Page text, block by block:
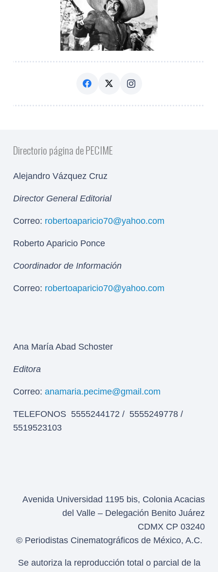
Directorio página de PECIME
Alejandro Vázquez Cruz
Director General Editorial
Correo: robertoaparicio70@yahoo.com
Roberto Aparicio Ponce
Coordinador de Información
Correo: robertoaparicio70@yahoo.com
Ana María Abad Schoster
Editora
Correo: anamaria.pecime@gmail.com
TELEFONOS 5555244172 / 5555249778 /
5519523103
Avenida Universidad 1195 bis, Colonia Acacias
del Valle – Delegación Benito Juárez
CDMX CP 03240
© Periodistas Cinematográficos de México, A.C.
Se autoriza la reproducción total o parcial de la